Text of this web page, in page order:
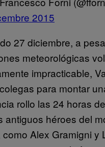
2015
27 diciembre, a
meteorológicas
impracticable,
para montar
rollo las 24 horas
antiguos héroes del
como Alex Gramigni y